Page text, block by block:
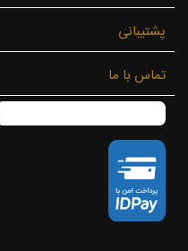
پشتیبانی
تماس با ما